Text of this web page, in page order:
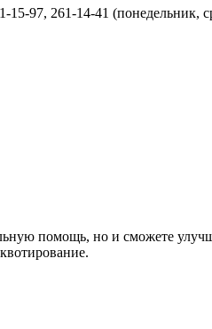
97, 261-14-41 (понедельник,
помощь, но и сможете